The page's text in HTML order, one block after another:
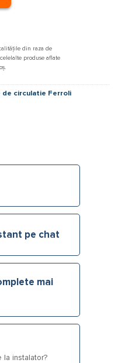
din raza de
produse aflate
de circulatie Ferroli
pe chat
mai
la instalator?